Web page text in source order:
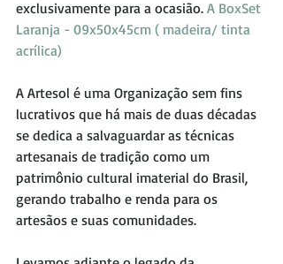
exclusivamente para a ocasião. A BoxSet
Laranja - 09x50x45cm ( madeira/ tinta
acrílica)
A Artesol é uma Organização sem fins
lucrativos que há mais de duas décadas
se dedica a salvaguardar as técnicas
artesanais de tradição como um
patrimônio cultural imaterial do Brasil,
gerando trabalho e renda para os
artesãos e suas comunidades.